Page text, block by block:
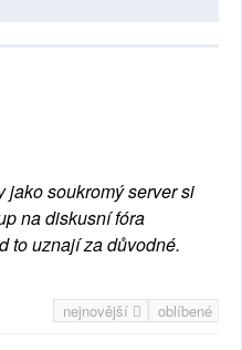
jako soukromý server si
na diskusní fóra
to uznají za důvodné.
nejnovější oblíbené